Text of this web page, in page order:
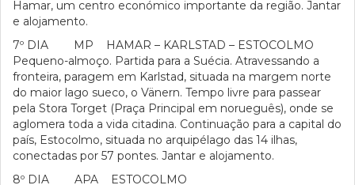
Hamar, um centro económico importante da região. Jantar
e alojamento.
7º DIA MP HAMAR – KARLSTAD – ESTOCOLMO
Pequeno-almoço. Partida para a Suécia. Atravessando a
fronteira, paragem em Karlstad, situada na margem norte
do maior lago sueco, o Vänern. Tempo livre para passear
pela Stora Torget (Praça Principal em norueguês), onde se
aglomera toda a vida citadina. Continuação para a capital do
país, Estocolmo, situada no arquipélago das 14 ilhas,
conectadas por 57 pontes. Jantar e alojamento.
8º DIA APA ESTOCOLMO